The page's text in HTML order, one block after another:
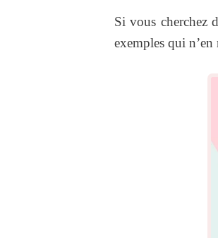
Si vous cherchez
exemples qui